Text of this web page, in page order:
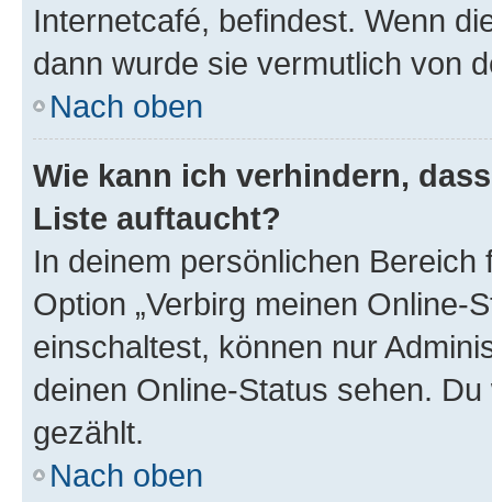
Internetcafé, befindest. Wenn
dann wurde sie vermutlich von
Nach oben
Wie kann ich verhindern,
Liste auftaucht?
In deinem persönlichen
Option „Verbirg meinen Online-
einschaltest, können nur
deinen Online-Status sehen.
gezählt.
Nach oben